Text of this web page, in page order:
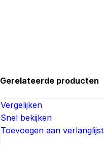
Gerelateerde producten​
Vergelijken
Snel bekijken
Toevoegen aan verlanglijst